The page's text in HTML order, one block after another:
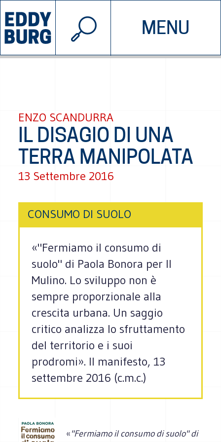
MENU
INIZIATIVE CHI SIAMO
© 2026 EDDYBURG
ENZO SCANDURRA
IL DISAGIO DI UNA
TERRA MANIPOLATA
13 Settembre 2016
CONSUMO DI SUOLO
«"Fermiamo il consumo di
suolo" di Paola Bonora per Il
Mulino. Lo sviluppo non è
sempre proporzionale alla
crescita urbana. Un saggio
critico analizza lo sfruttamento
del territorio e i suoi
prodromi». Il manifesto, 13
settembre 2016 (c.m.c.)
«"Fermiamo il consumo di suolo" di